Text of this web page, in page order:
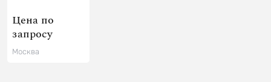
Цена по
запросу
Москва